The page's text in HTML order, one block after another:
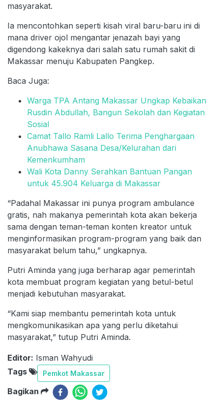
masyarakat.
Ia mencontohkan seperti kisah viral baru-baru ini di
mana driver ojol mengantar jenazah bayi yang
digendong kakeknya dari salah satu rumah sakit di
Makassar menuju Kabupaten Pangkep.
Baca Juga:
Warga TPA Antang Makassar Ungkap Kebaikan
Rusdin Abdullah, Bangun Sekolah dan Kegiatan
Sosial
Camat Tallo Ramli Lallo Terima Penghargaan
Anubhawa Sasana Desa/Kelurahan dari
Kemenkumham
Wali Kota Danny Serahkan Bantuan Pangan
untuk 45.904 Keluarga di Makassar
“Padahal Makassar ini punya program ambulance
gratis, nah makanya pemerintah kota akan bekerja
sama dengan teman-teman konten kreator untuk
menginformasikan program-program yang baik dan
masyarakat belum tahu,” ungkapnya.
Putri Aminda yang juga berharap agar pemerintah
kota membuat program kegiatan yang betul-betul
menjadi kebutuhan masyarakat.
“Kami siap membantu pemerintah kota untuk
mengkomunikasikan apa yang perlu diketahui
masyarakat,” tutup Putri Aminda.
Editor: Isman Wahyudi
Tags
Pemkot Makassar
Bagikan